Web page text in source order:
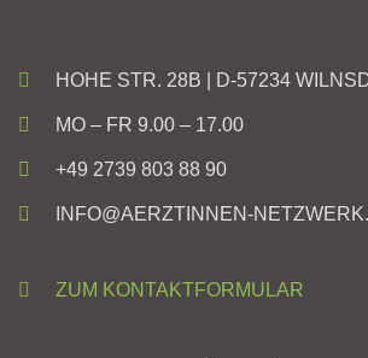
HOHE STR. 28B | D-57234
MO – FR 9.00 – 17.00
+49 2739 803 88 90
INFO@AERZTINNEN-
ZUM KONTAKTFORMULAR